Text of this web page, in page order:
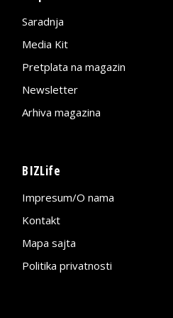
Saradnja
Media Kit
Pretplata na magazin
Newsletter
Arhiva magazina
BIZLife
Impresum/O nama
Kontakt
Mapa sajta
Politika privatnosti